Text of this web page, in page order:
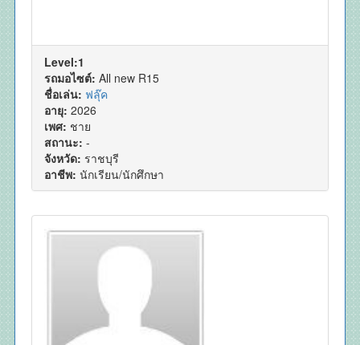
Level:1
รถมอไซต์: All new R15
ชื่อเล่น: ฟลุ๊ค
อายุ: 2026
เพศ: ชาย
สถานะ: -
จังหวัด: ราชบุรี
อาชีพ: นักเรียน/นักศึกษา